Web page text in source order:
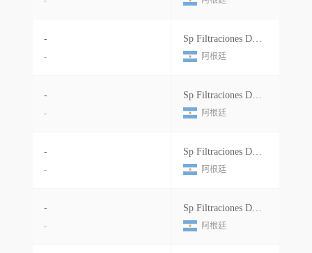
-
-
Sp Filtraciones De Fluidos S.a
阿根廷
-
-
Sp Filtraciones De Fluidos S.a
阿根廷
-
-
Sp Filtraciones De Fluidos S.a
阿根廷
-
-
Sp Filtraciones De Fluidos S.a
阿根廷